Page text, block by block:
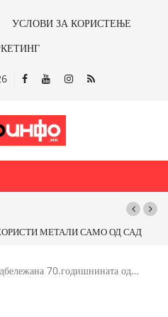
УСЛОВИ ЗА КОРИСТЕЊЕ
„5-ти Ноември“ во Струмица
70.годишнината од…